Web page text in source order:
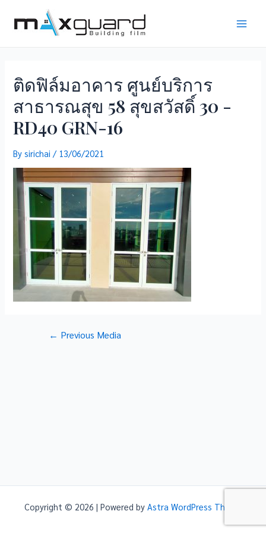
content
ติดฟิล์มอาคาร ศูนย์บริการ
สาธารณสุข 58 สุขสวัสดิ์ 30 -
RD40 GRN-16
Bysirichai / 13/06/2021
Post← Previous Media
Copyright © 2026 | Powered by Astra WordPress Theme